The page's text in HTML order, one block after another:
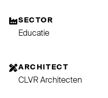
SECTOR
Educatie
ARCHITECT
CLVR Architecten